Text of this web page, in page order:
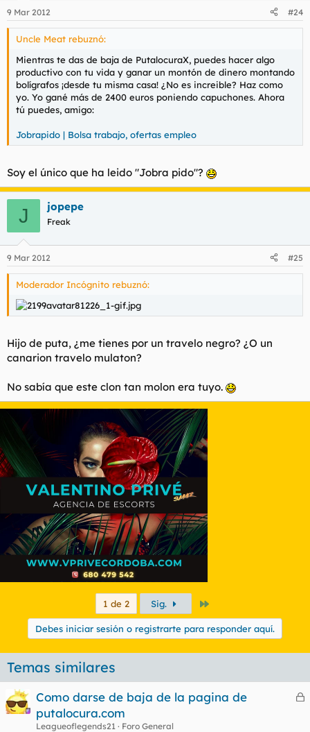
9 Mar 2012 #24
Uncle Meat rebuznó:
Mientras te das de baja de PutalocuraX, puedes hacer algo
productivo con tu vida y ganar un montón de dinero montando
bolígrafos ¡desde tu misma casa! ¿No es increible? Haz como
yo. Yo gané más de 2400 euros poniendo capuchones. Ahora
tú puedes, amigo:
Jobrapido | Bolsa trabajo, ofertas empleo
Soy el único que ha leido "Jobra pido"?
J jopepe
Freak
9 Mar 2012 #25
Moderador Incógnito rebuznó:
Hijo de puta, ¿me tienes por un travelo negro? ¿O un
canarion travelo mulaton?
No sabía que este clon tan molon era tuyo.
1 de 2 Sig.
Debes iniciar sesión o registrarte para responder aquí.
Temas similares
C
Como darse de baja de la pagina de
putalocura.com
Leagueoflegends21
Foro General